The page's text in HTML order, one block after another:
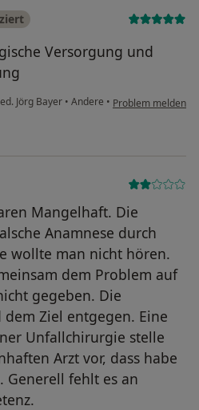
Versorgung und
Jörg Bayer • Andere • Problem melden
Mangelhaft. Die
Anamnese durch
wollte man nicht hören.
dem Problem auf
gegeben. Die
Ziel entgegen. Eine
Unfallchirurgie stelle
Arzt vor, dass habe
Generell fehlt es an